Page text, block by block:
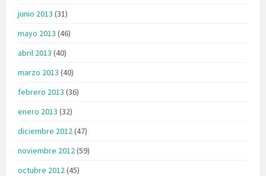
junio 2013 (31)
mayo 2013 (46)
abril 2013 (40)
marzo 2013 (40)
febrero 2013 (36)
enero 2013 (32)
diciembre 2012(47)
noviembre 2012(59)
octubre 2012(45)